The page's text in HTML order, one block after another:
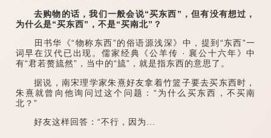
去购物的话，我们一般会说“买东西”，但有没有想过，
为什么是“买东西”，不是“买南北”？
田书华《“物称东西”的俗语源浅深》中，提到“东西”一
词早在汉代已出现。儒家经典《公羊传 · 襄公十六年》中
有“君若赘旈然”，当中的“旈”，就是指东西的意思了。
据说，南宋理学家朱熹好友拿着竹篮子要去买东西时，
朱熹就曾向他询问过这个问题：“为什么买东西，不买南
北？”
好友这样回答：“不行，因为...